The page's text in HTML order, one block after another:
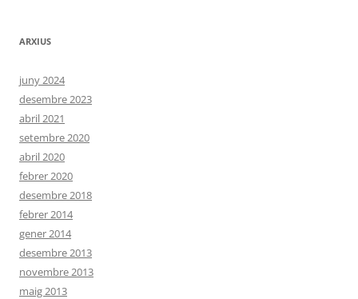
ARXIUS
juny 2024
desembre 2023
abril 2021
setembre 2020
abril 2020
febrer 2020
desembre 2018
febrer 2014
gener 2014
desembre 2013
novembre 2013
maig 2013